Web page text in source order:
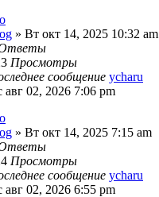
» Вт окт 14, 2025 10:32 am
Просмотры
сообщение ycharu
авг 02, 2026 7:06 pm
» Вт окт 14, 2025 7:15 am
Просмотры
сообщение ycharu
авг 02, 2026 6:55 pm